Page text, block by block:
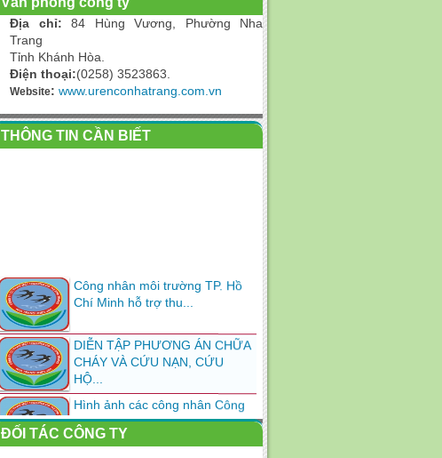
Địa chỉ: 84 Hùng Vương, Phường Nha
Trang
Tỉnh Khánh Hòa.
Điện thoại:(0258) 3523863.
Website: www.urenconhatrang.com.vn
THÔNG TIN CẦN BIẾT
Công nhân môi trường TP. Hồ
Chí Minh hỗ trợ thu...
DIỄN TẬP PHƯƠNG ÁN CHỮA
CHÁY VÀ CỨU NẠN, CỨU
HỘ...
Hình ảnh các công nhân Công
ty cổ phần Môi trường...
ĐỐI TÁC CÔNG TY